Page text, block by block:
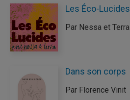
Les Éco-Lucides
Par Nessa et Terra
Dans son corps
Par Florence Vinit